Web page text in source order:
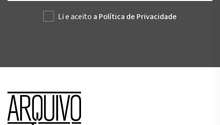
Li e aceito a Política de Privacidade